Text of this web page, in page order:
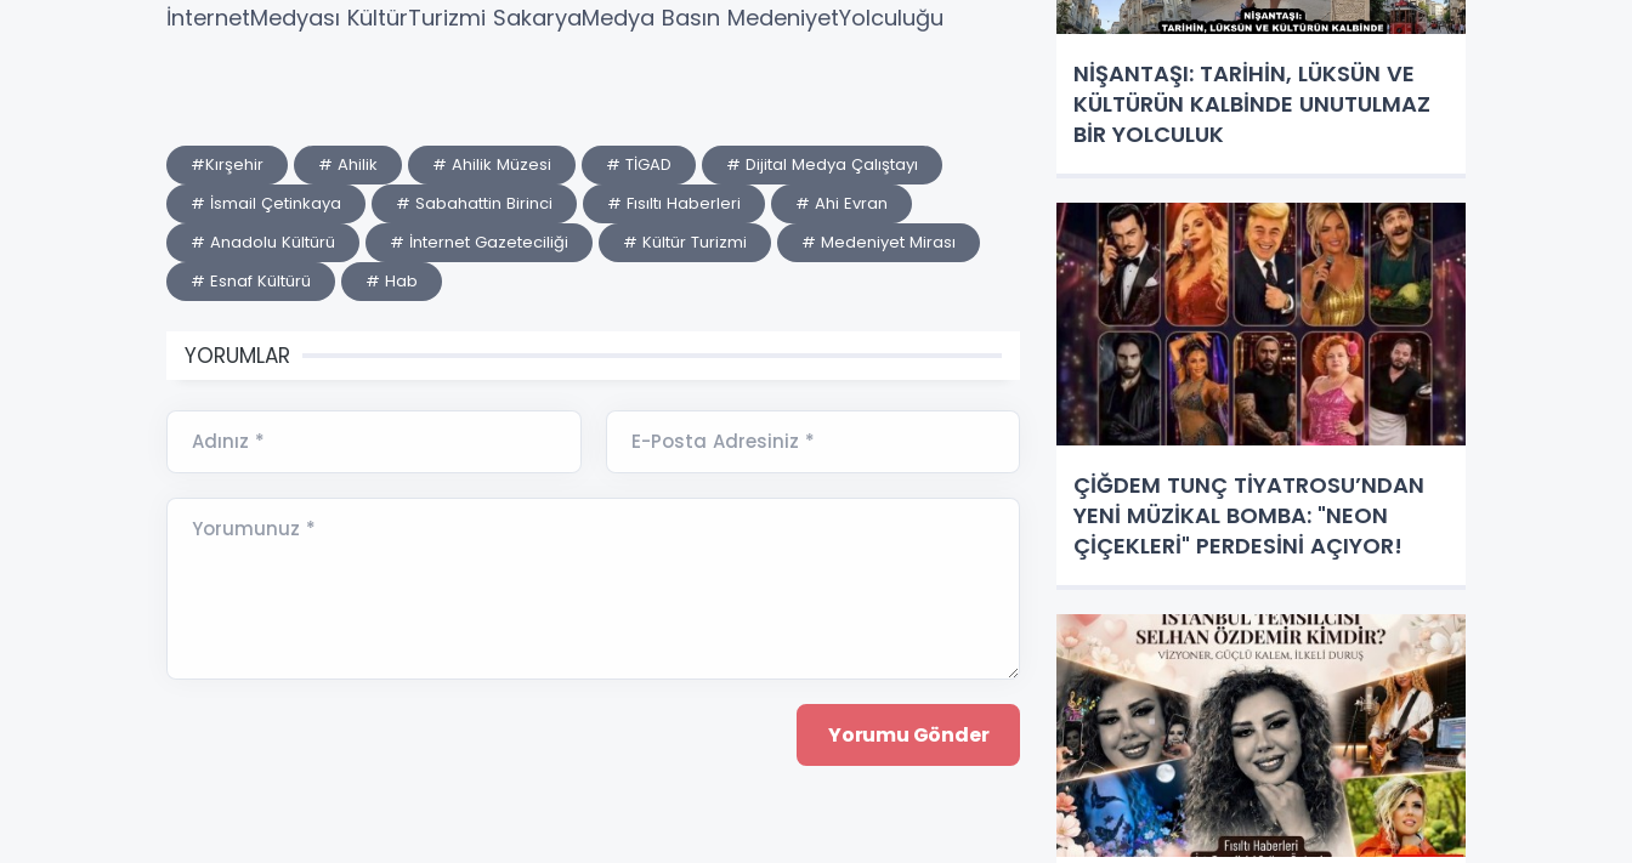
İnternetMedyası KültürTurizmi SakaryaMedya Basın MedeniyetYolculuğu
#Kırşehir # Ahilik # Ahilik Müzesi # TİGAD
# Dijital Medya Çalıştayı
# İsmail Çetinkaya
# Sabahattin Birinci # Fısıltı Haberleri
# Ahi Evran
# Anadolu Kültürü
# İnternet Gazeteciliği # Kültür Turizmi
# Medeniyet Mirası
# Esnaf Kültürü
# Hab
YORUMLAR
Adınız * E-Posta Adresiniz *
Yorumunuz *
NİŞANTAŞI: TARİHİN, LÜKSÜN VE
KÜLTÜRÜN KALBİNDE UNUTULMAZ
BİR YOLCULUK
ÇİĞDEM TUNÇ TİYATROSU’NDAN
YENİ MÜZİKAL BOMBA: "NEON
ÇİÇEKLERİ" PERDESİNİ AÇIYOR!